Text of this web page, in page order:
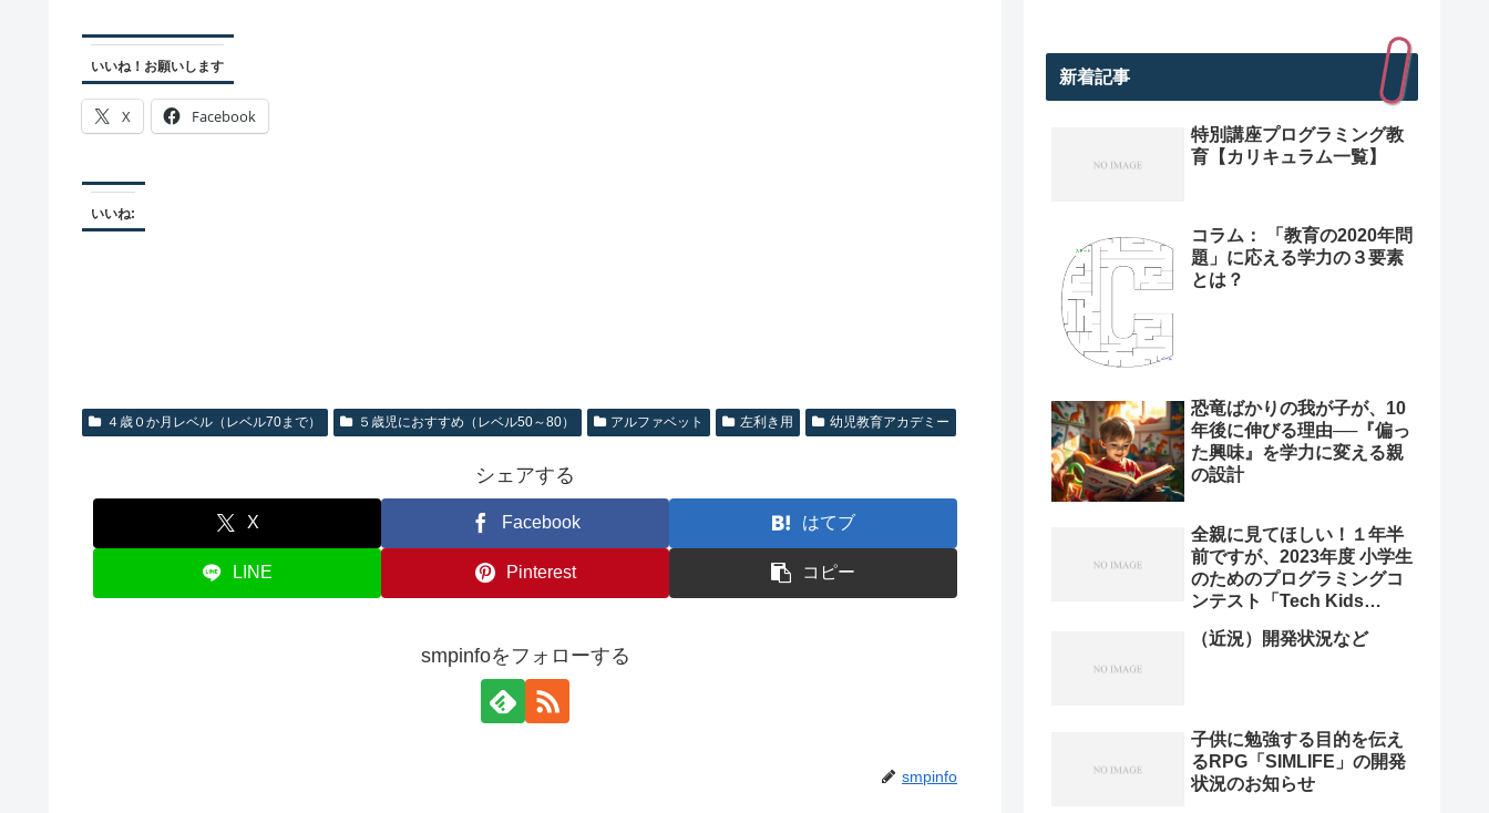
いいね！お願いします
X Facebook
いいね:
４歳０か月レベル（レベル70まで） ５歳児におすすめ（レベル50～80） アルファベット 左利き用 幼児教育アカデミー
シェアする
X Facebook はてブ
LINE Pinterest コピー
smpinfoをフォローする
smpinfo
新着記事
特別講座プログラミング教
育【カリキュラム一覧】
コラム： 「教育の2020年問
題」に応える学力の３要素
とは？
恐竜ばかりの我が子が、10
年後に伸びる理由──『偏っ
た興味』を学力に変える親
の設計
全親に見てほしい！１年半
前ですが、2023年度 小学生
のためのプログラミングコ
ンテスト「Tech Kids
勝プレゼン動画を紹介。プ
（近況）開発状況など
子供に勉強する目的を伝え
るRPG「SIMLIFE」の開発
状況のお知らせ